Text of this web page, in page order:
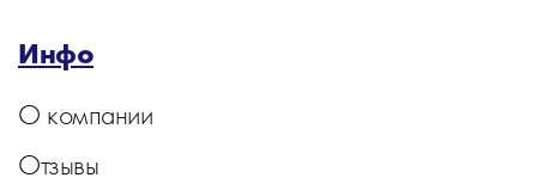
Инфо
О компании
Отзывы